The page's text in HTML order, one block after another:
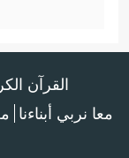
القرآن
معا نربي أبناءنا